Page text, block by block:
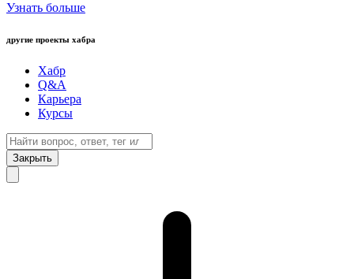
Узнать больше
другие проекты хабра
Хабр
Q&A
Карьера
Курсы
Закрыть